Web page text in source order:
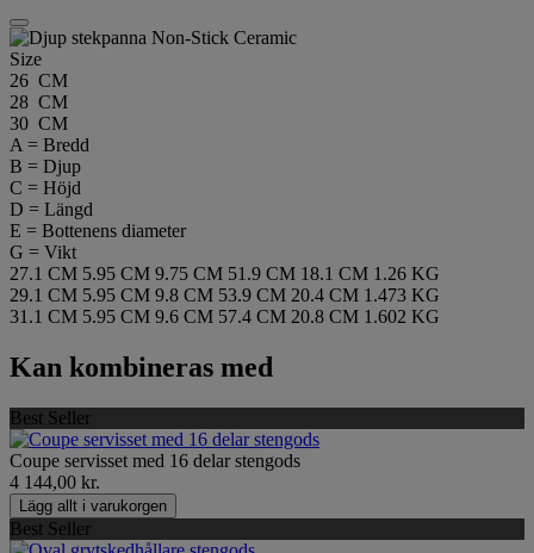
Size
26 CM
28 CM
30 CM
A = Bredd
B = Djup
C = Höjd
D = Längd
E = Bottenens diameter
G = Vikt
27.1 CM 5.95 CM 9.75 CM 51.9 CM 18.1 CM 1.26 KG
29.1 CM 5.95 CM 9.8 CM 53.9 CM 20.4 CM 1.473 KG
31.1 CM 5.95 CM 9.6 CM 57.4 CM 20.8 CM 1.602 KG
Kan kombineras med
Best Seller
Coupe servisset med 16 delar stengods
4 144,00 kr.
Lägg allt i varukorgen
Best Seller